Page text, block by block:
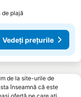
de plajă
Vedeți prețurile
de la site-urile de
înseamnă că este